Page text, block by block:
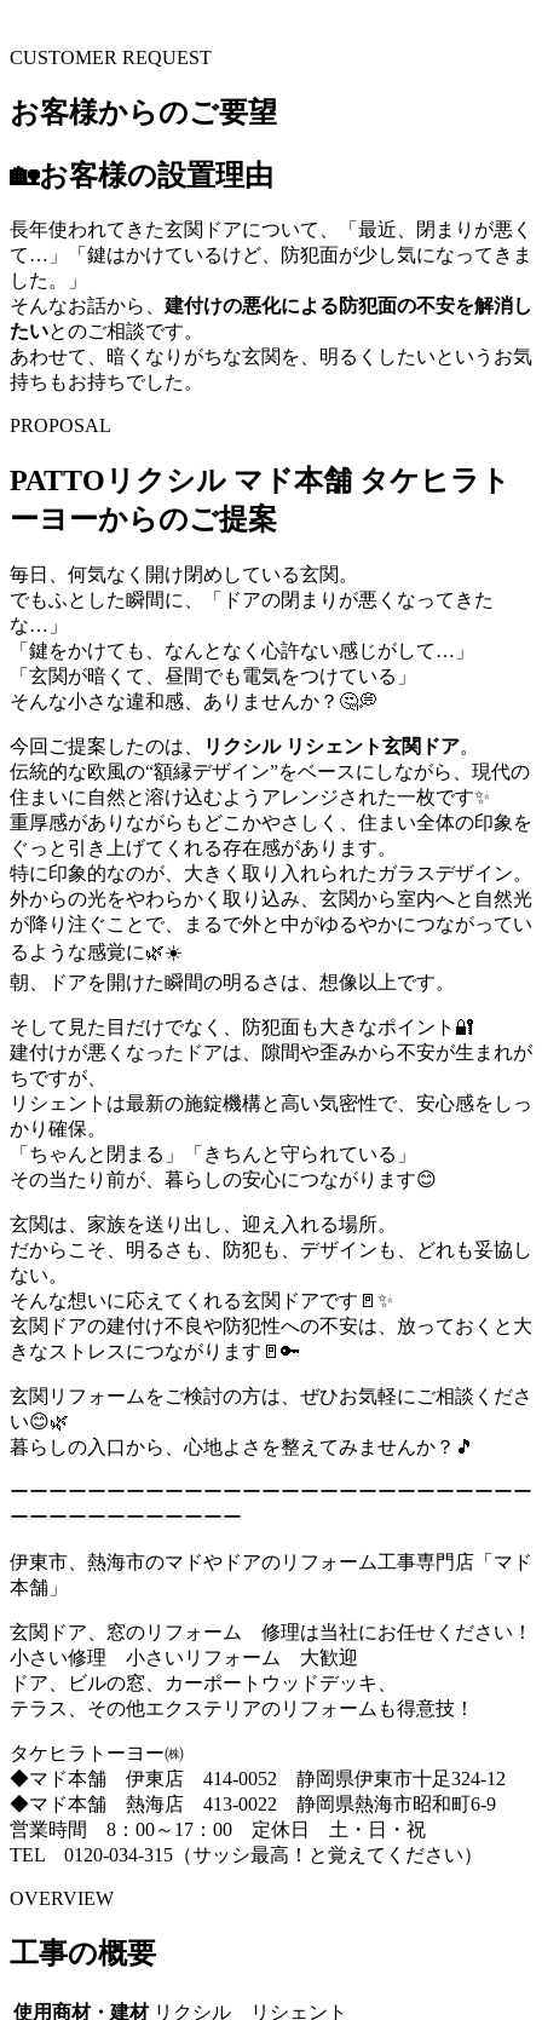
CUSTOMER REQUEST
お客様からのご要望
🏡お客様の設置理由
長年使われてきた玄関ドアについて、「最近、閉まりが悪く
て…」「鍵はかけているけど、防犯面が少し気になってきま
した。」
そんなお話から、 建付けの悪化による防犯面の不安を解消し
たいとのご相談です。
あわせて、暗くなりがちな玄関を、明るくしたいというお気
持ちもお持ちでした。
PROPOSAL
PATTOリクシル マド本舗 タケヒラト
ーヨーからのご提案
毎日、何気なく開け閉めしている玄関。
でもふとした瞬間に、「ドアの閉まりが悪くなってきた
な…」
「鍵をかけても、なんとなく心許ない感じがして…」
「玄関が暗くて、昼間でも電気をつけている」
そんな小さな違和感、ありませんか？🤔💭
今回ご提案したのは、 リクシル リシェント玄関ドア。
伝統的な欧風の“額縁デザイン”をベースにしながら、現代の
住まいに自然と溶け込むようアレンジされた一枚です✨
重厚感がありながらもどこかやさしく、住まい全体の印象を
ぐっと引き上げてくれる存在感があります。
特に印象的なのが、大きく取り入れられたガラスデザイン。
外からの光をやわらかく取り込み、玄関から室内へと自然光
が降り注ぐことで、まるで外と中がゆるやかにつながってい
るような感覚に🌿☀️
朝、ドアを開けた瞬間の明るさは、想像以上です。
そして見た目だけでなく、防犯面も大きなポイント🔐
建付けが悪くなったドアは、隙間や歪みから不安が生まれが
ちですが、
リシェントは最新の施錠機構と高い気密性で、安心感をしっ
かり確保。
「ちゃんと閉まる」「きちんと守られている」
その当たり前が、暮らしの安心につながります😊
玄関は、家族を送り出し、迎え入れる場所。
だからこそ、明るさも、防犯も、デザインも、どれも妥協し
ない。
そんな想いに応えてくれる玄関ドアです🚪✨
玄関ドアの建付け不良や防犯性への不安は、放っておくと大
きなストレスにつながります🚪🔑
玄関リフォームをご検討の方は、ぜひお気軽にご相談くださ
い😊🌿
暮らしの入口から、心地よさを整えてみませんか？🎵
ーーーーーーーーーーーーーーーーーーーーーーーーーーー
ーーーーーーーーーーーー
伊東市、熱海市のマドやドアのリフォーム工事専門店「マド
本舗」
玄関ドア、窓のリフォーム 修理は当社にお任せください！
小さい修理 小さいリフォーム 大歓迎
ドア、ビルの窓、カーポートウッドデッキ、
テラス、その他エクステリアのリフォームも得意技！
タケヒラトーヨー㈱
◆マド本舗 伊東店 414-0052 静岡県伊東市十足324-12
◆マド本舗 熱海店 413-0022 静岡県熱海市昭和町6-9
営業時間 8：00～17：00 定休日 土・日・祝
TEL 0120-034-315（サッシ最高！と覚えてください）
OVERVIEW
工事の概要
使用商材・建材 リクシル リシェント